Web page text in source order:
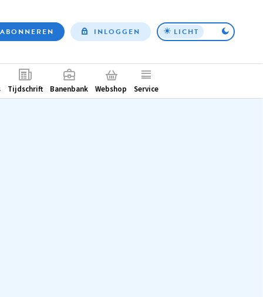
Top
ABONNEREN INLOGGEN LICHT
Tijdschrift Banenbank Webshop Service